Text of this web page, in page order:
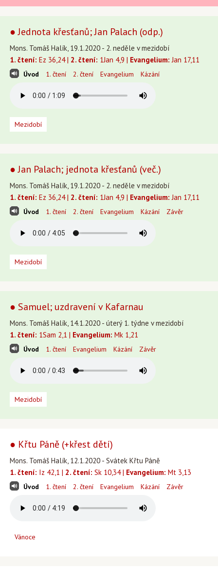
● Jednota křesťanů; Jan Palach (odp.)
Mons. Tomáš Halík, 19.1.2020 - 2. neděle v mezidobí
1. čtení: Ez 36,24 | 2. čtení: 1Jan 4,9 | Evangelium: Jan 17,11
Úvod 1. čtení 2. čtení Evangelium Kázání
Mezidobí
● Jan Palach; jednota křesťanů (več.)
Mons. Tomáš Halík, 19.1.2020 - 2. neděle v mezidobí
1. čtení: Ez 36,24 | 2. čtení: 1Jan 4,9 | Evangelium: Jan 17,11
Úvod 1. čtení 2. čtení Evangelium Kázání Závěr
Mezidobí
● Samuel; uzdravení v Kafarnau
Mons. Tomáš Halík, 14.1.2020 - úterý 1. týdne v mezidobí
1. čtení: 1Sam 2,1 | Evangelium: Mk 1,21
Úvod 1. čtení Evangelium Kázání Závěr
Mezidobí
● Křtu Páně (+křest dětí)
Mons. Tomáš Halík, 12.1.2020 - Svátek Křtu Páně
1. čtení: Iz 42,1 | 2. čtení: Sk 10,34 | Evangelium: Mt 3,13
Úvod 1. čtení 2. čtení Evangelium Kázání Závěr
Vánoce